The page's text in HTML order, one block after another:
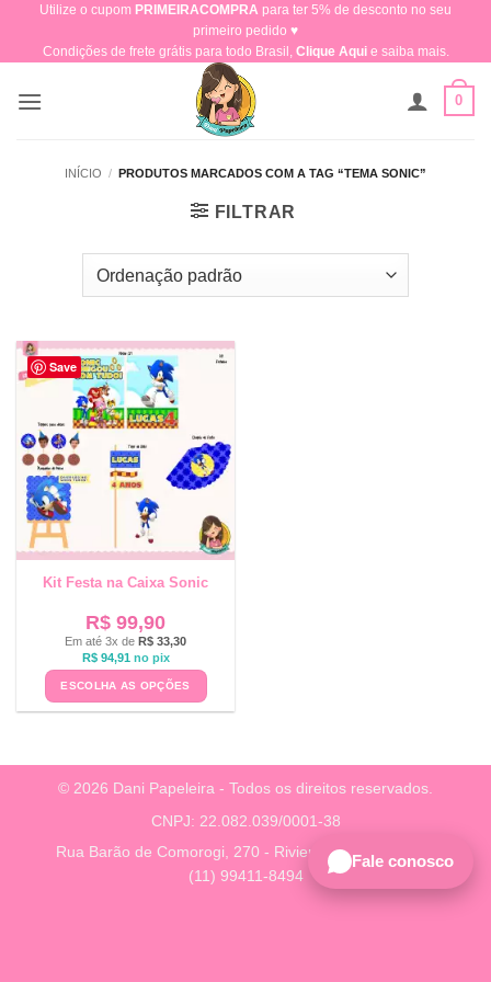
content
Utilize o cupom PRIMEIRACOMPRA para ter 5% de desconto no seu
primeiro pedido ♥​
Condições de frete grátis para todo Brasil, Clique Aquie saiba mais.
0
INÍCIO / PRODUTOS MARCADOS COM A TAG “TEMA SONIC”
FILTRAR
Save
Kit Festa na Caixa Sonic
R$ 99,90
Em até 3x de R$ 33,30
R$94,91 no pix
ESCOLHA AS OPÇÕES
© 2026 Dani Papeleira - Todos os direitos reservados.
CNPJ: 22.082.039/0001-38
Rua Barão de Comorogi, 270 - Riviera, São Paulo - SP
(11) 99411-8494
Fale conosco